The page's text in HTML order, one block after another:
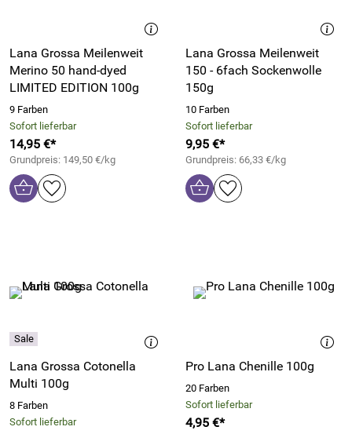
Lana Grossa Meilenweit
Merino 50 hand-dyed
LIMITED EDITION 100g
9 Farben
Sofort lieferbar
14,95 €*
Grundpreis: 149,50 €/kg
Lana Grossa Meilenweit
150 - 6fach Sockenwolle
150g
10 Farben
Sofort lieferbar
9,95 €*
Grundpreis: 66,33 €/kg
Lana Grossa Cotonella
Multi 100g
8 Farben
Sofort lieferbar
Pro Lana Chenille 100g
20 Farben
Sofort lieferbar
4,95 €*